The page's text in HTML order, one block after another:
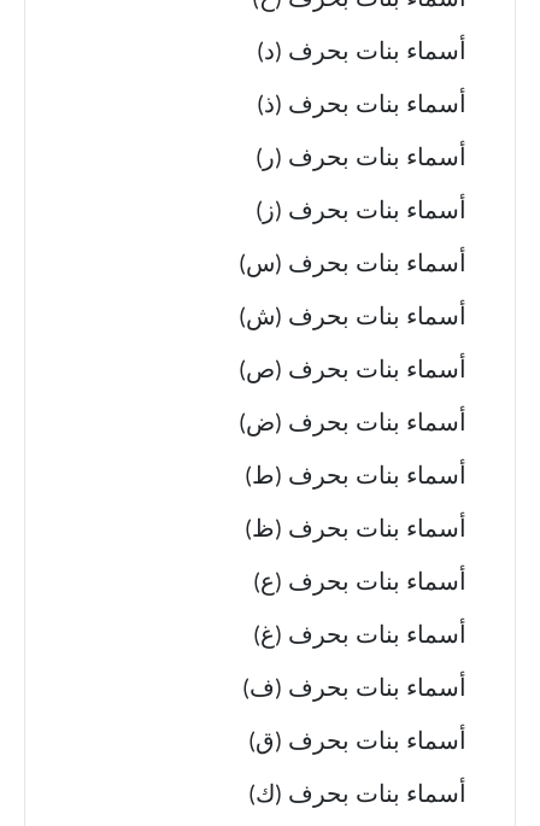
أسماء بنات بحرف (د)
أسماء بنات بحرف (ذ)
أسماء بنات بحرف (ر)
أسماء بنات بحرف (ز)
أسماء بنات بحرف (س)
أسماء بنات بحرف (ش)
أسماء بنات بحرف (ص)
أسماء بنات بحرف (ض)
أسماء بنات بحرف (ط)
أسماء بنات بحرف (ظ)
أسماء بنات بحرف (ع)
أسماء بنات بحرف (غ)
أسماء بنات بحرف (ف)
أسماء بنات بحرف (ق)
أسماء بنات بحرف (ك)